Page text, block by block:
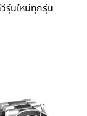
รุ่นใหม่ทุกรุ่น